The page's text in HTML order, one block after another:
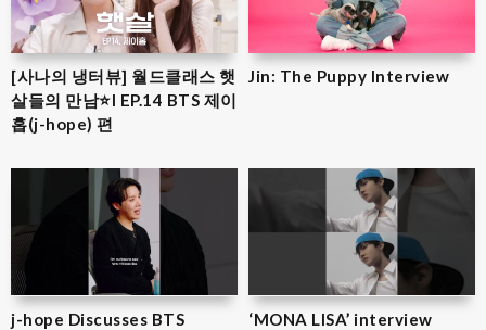
[사나의 냉터뷰] 월드클래스 햇
살들의 만남⭐l EP.14 BTS 제이
홉(j-hope) 편
Jin: The Puppy Interview
j-hope Discusses BTS
‘MONA LISA’ interview